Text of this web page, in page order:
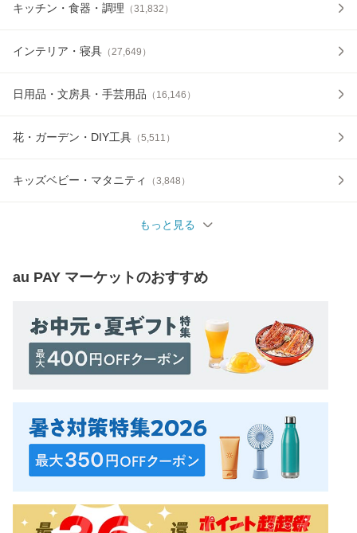
キッチン・食器・調理 （31,832 ）
インテリア・寝具 （ 27,649 ）
日用品・文房具・手芸用品 （ 16,146 ）
花・ガーデン・DIY工具 （5,511 ）
キッズベビー・マタニティ （3,848 ）
もっと見る
au PAY マーケットのおすすめ